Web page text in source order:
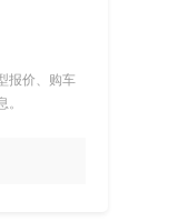
报价、购车